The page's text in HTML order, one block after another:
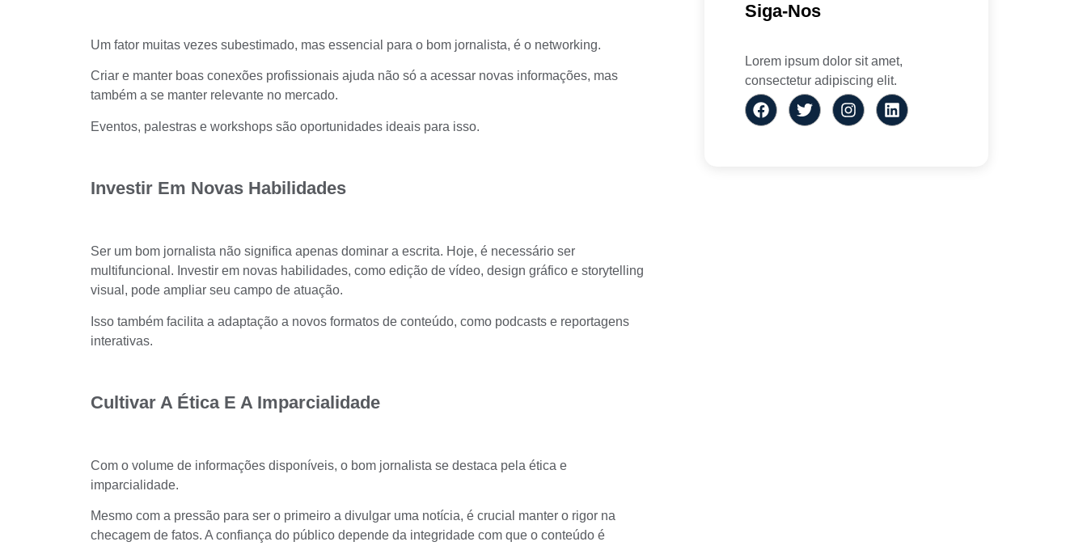
Um fator muitas vezes subestimado, mas essencial para o bom jornalista, é o networking.
Criar e manter boas conexões profissionais ajuda não só a acessar novas informações, mas
também a se manter relevante no mercado.
Eventos, palestras e workshops são oportunidades ideais para isso.
Investir Em Novas Habilidades
Ser um bom jornalista não significa apenas dominar a escrita. Hoje, é necessário ser
multifuncional. Investir em novas habilidades, como edição de vídeo, design gráfico e storytelling
visual, pode ampliar seu campo de atuação.
Isso também facilita a adaptação a novos formatos de conteúdo, como podcasts e reportagens
interativas.
Cultivar A Ética E A Imparcialidade
Com o volume de informações disponíveis, o bom jornalista se destaca pela ética e
imparcialidade.
Mesmo com a pressão para ser o primeiro a divulgar uma notícia, é crucial manter o rigor na
checagem de fatos. A confiança do público depende da integridade com que o conteúdo é
Siga-Nos
Lorem ipsum dolor sit amet,
consectetur adipiscing elit.